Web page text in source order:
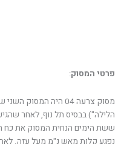
פרטי המסוק:
הלילה") בבסיס תל נוף, לאחר
ששת הימים הנחית המסוק את כח